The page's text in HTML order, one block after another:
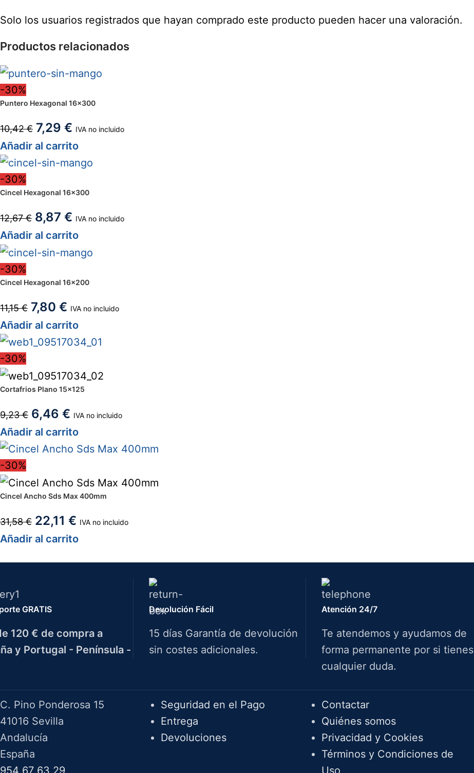
Solo los usuarios registrados que hayan comprado este producto pueden hacer una valoración.
Productos relacionados
-30%
Puntero Hexagonal 16×300
10,42€ 7,29 € IVA no incluido
Añadir al carrito
-30%
Cincel Hexagonal 16×300
12,67€ 8,87 € IVA no incluido
Añadir al carrito
-30%
Cincel Hexagonal 16×200
11,15€ 7,80 € IVA no incluido
Añadir al carrito
-30%
Cortafrios Plano 15×125
9,23€ 6,46 € IVA no incluido
Añadir al carrito
-30%
Cincel Ancho Sds Max 400mm
31,58€ 22,11 € IVA no incluido
Añadir al carrito
GRATIS
120 € de compra a
y Portugal - Península -
Devolución Fácil
15 días Garantía de devolución
sin costes adicionales.
Atención 24/7
Te atendemos y ayudamos de
forma permanente por si tienes
cualquier duda.
C. Pino Ponderosa 15
41016 Sevilla
Andalucía
España
954 67 63 29
Seguridad en el Pago
Entrega
Devoluciones
Contactar
Quiénes somos
Privacidad y Cookies
Términos y Condiciones de
Uso